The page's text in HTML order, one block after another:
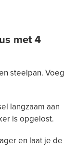
met 4
steelpan. Voeg
langzaam aan
is opgelost.
en laat je de